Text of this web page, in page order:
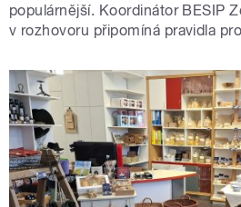
populárnější. Koordinátor BESIP
v rozhovoru připomíná pravidla